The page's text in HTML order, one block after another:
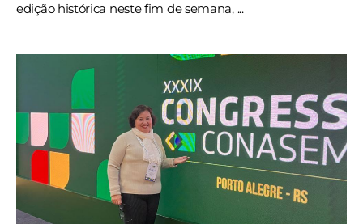
edição histórica neste fim de semana, ...